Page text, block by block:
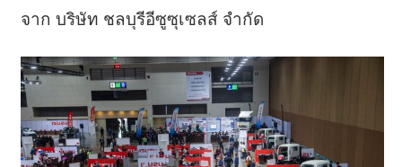
จาก บริษัท ชลบุรีอีซูซุเซลส์ จำกัด